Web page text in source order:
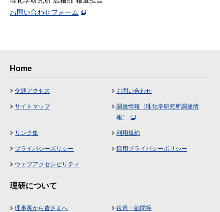
お問い合わせフォーム
Home
交通アクセス お問い合わせ
サイトマップ
調達情報（理化学研究所調達情
報）
リンク集 利用規約
プライバシーポリシー 採用プライバシーポリシー
ウェブアクセシビリティ
理研について
理事長から皆さまへ 役員・顧問等